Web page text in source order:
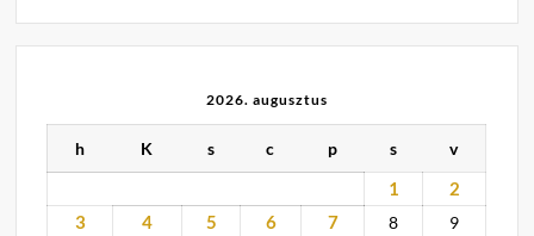
2026. augusztus
h K s c p s v
1
2
3
4 5 6 7 8
9